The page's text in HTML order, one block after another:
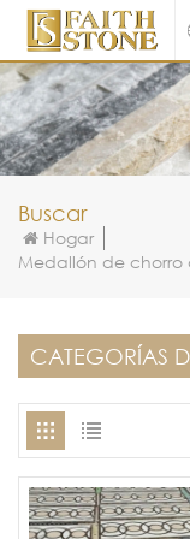
Buscar
Hogar
Medallón de
CATEGORÍAS